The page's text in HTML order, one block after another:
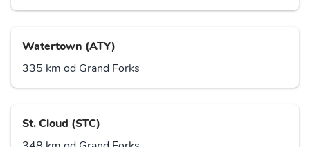
Watertown (ATY)
335 km od Grand Forks
St. Cloud (STC)